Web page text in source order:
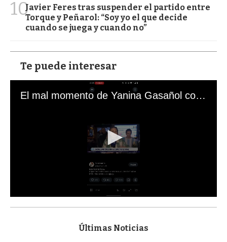
10Javier Feres tras suspender el partido entre
Torque y Peñarol: “Soy yo el que decide
cuando se juega y cuando no”
Te puede interesar
El mal momento de Yanina Gasañol con un hincha argentino en "Subrayado"
s
Últimas Noticias